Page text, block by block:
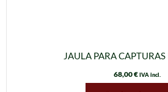
JAULA PARA
68,00€ IVA incl.